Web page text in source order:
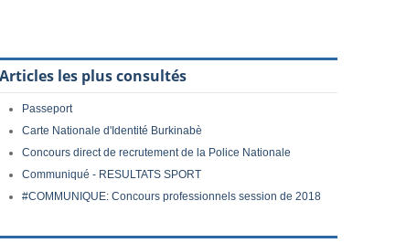
Articles les plus consultés
Passeport
Carte Nationale d'Identité Burkinabè
Concours direct de recrutement de la Police Nationale
Communiqué - RESULTATS SPORT
#COMMUNIQUE: Concours professionnels session de 2018